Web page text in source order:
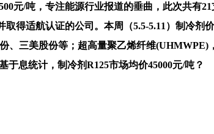
元/吨，专注能源行业报道的垂曲，此次共有
得适航认证的公司。本周（5.5-5.11）制冷剂
三美股份等；超高量聚乙烯纤维(UHMWPE)
息统计，制冷剂R125市场均价45000元/吨？